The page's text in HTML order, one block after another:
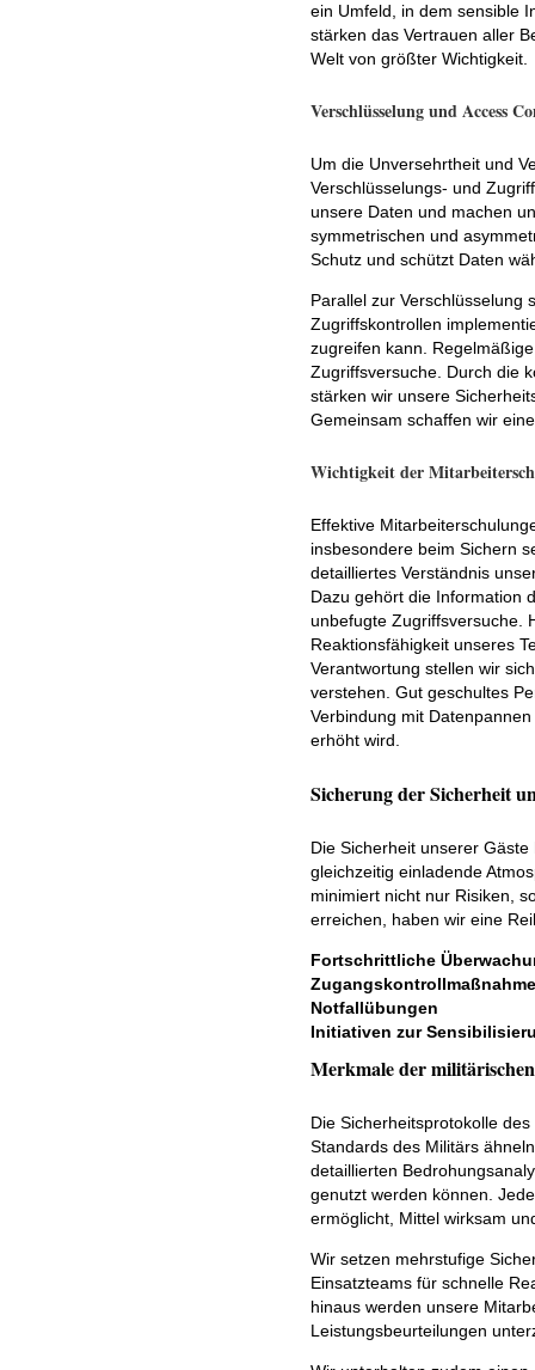
ein Umfeld, in dem sensible
stärken das Vertrauen aller
Welt von größter Wichtigkeit.
Verschlüsselung und Access
Um die Unversehrtheit und
Verschlüsselungs- und
unsere Daten und machen
symmetrischen und
Schutz und schützt Daten
Parallel zur Verschlüsselung
Zugriffskontrollen
zugreifen kann.
Zugriffsversuche. Durch die
stärken wir unsere
Gemeinsam schaffen wir
Wichtigkeit der
Effektive
insbesondere beim Sichern
detailliertes Verständnis
Dazu gehört die Information
unbefugte Zugriffsversuche.
Reaktionsfähigkeit unseres
Verantwortung stellen wir
verstehen. Gut geschultes
Verbindung mit
erhöht wird.
Sicherung der Sicherheit
Die Sicherheit unserer
gleichzeitig einladende
minimiert nicht nur Risiken,
erreichen, haben wir eine
Fortschrittliche
Notfallübungen
Initiativen zur
Merkmale der
Die Sicherheitsprotokolle
Standards des Militärs
detaillierten
genutzt werden können.
ermöglicht, Mittel wirksam
Wir setzen mehrstufige
Einsatzteams für schnelle
hinaus werden unsere
Leistungsbeurteilungen